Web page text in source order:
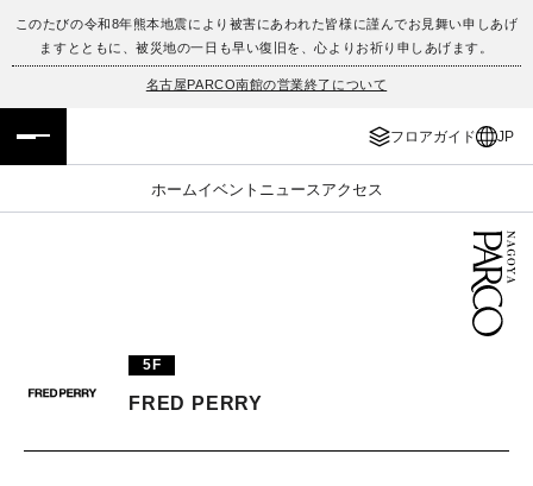
このたびの令和8年熊本地震により被害にあわれた皆様に謹んでお見舞い申しあげ
ますとともに、被災地の一日も早い復旧を、心よりお祈り申しあげます。
名古屋PARCO南館の営業終了について
フロアガイド JP
ホームイベント ニュース アクセス
フロアガイド
イベント・ポップアップ
TAX FREE
ENGLISH
5F
FRED PERRY